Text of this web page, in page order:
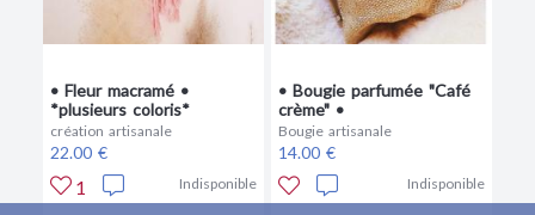
• Fleur macramé •
*plusieurs coloris*
création artisanale
22.00 €
1 Indisponible
• Bougie parfumée "Café
crème" •
Bougie artisanale
14.00 €
Indisponible